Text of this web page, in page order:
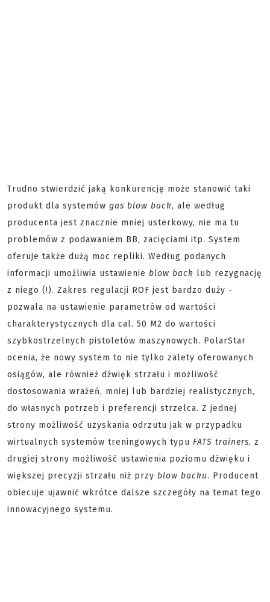
Trudno stwierdzić jaką konkurencję może stanowić taki
produkt dla systemów gas blow back, ale według
producenta jest znacznie mniej usterkowy, nie ma tu
problemów z podawaniem BB, zacięciami itp. System
oferuje także dużą moc repliki. Według podanych
informacji umożliwia ustawienie blow back lub rezygnację
z niego (!). Zakres regulacji ROF jest bardzo duży -
pozwala na ustawienie parametrów od wartości
charakterystycznych dla cal. 50 M2 do wartości
szybkostrzelnych pistoletów maszynowych. PolarStar
ocenia, że nowy system to nie tylko zalety oferowanych
osiągów, ale również dźwięk strzału i możliwość
dostosowania wrażeń, mniej lub bardziej realistycznych,
do własnych potrzeb i preferencji strzelca. Z jednej
strony możliwość uzyskania odrzutu jak w przypadku
wirtualnych systemów treningowych typu FATS trainers, z
drugiej strony możliwość ustawienia poziomu dźwięku i
większej precyzji strzału niż przy blow backu. Producent
obiecuje ujawnić wkrótce dalsze szczegóły na temat tego
innowacyjnego systemu.